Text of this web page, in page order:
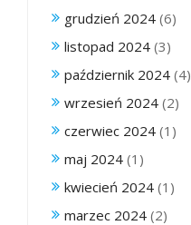
grudzień 2024 (6)
listopad 2024 (3)
październik 2024 (4)
wrzesień 2024 (2)
czerwiec 2024 (1)
maj 2024 (1)
kwiecień 2024 (1)
marzec 2024 (2)